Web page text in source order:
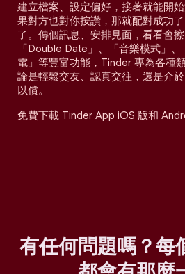
建立檔案、設定偏好，接著就能開
果對方也對你按讚，那就配對成功
了。傳個訊息、安排見面，看看會
「Double Date」、「音樂模式」
電」等豐富功能，Tinder 專為各種
論是輕鬆交友、認真交往，還是介
以償。
免費下載 Tinder App iOS 版和
有任何問題嗎？每